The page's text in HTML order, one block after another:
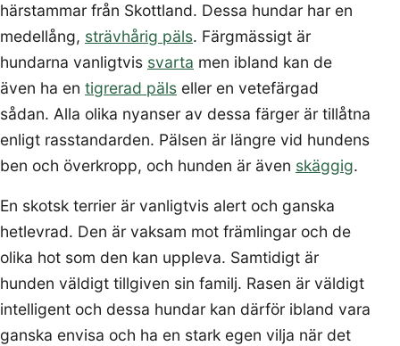
härstammar från Skottland. Dessa hundar har en
medellång, strävhårig päls. Färgmässigt är
hundarna vanligtvis svarta men ibland kan de
även ha en tigrerad päls eller en vetefärgad
sådan. Alla olika nyanser av dessa färger är tillåtna
enligt rasstandarden. Pälsen är längre vid hundens
ben och överkropp, och hunden är även skäggig.
En skotsk terrier är vanligtvis alert och ganska
hetlevrad. Den är vaksam mot främlingar och de
olika hot som den kan uppleva. Samtidigt är
hunden väldigt tillgiven sin familj. Rasen är väldigt
intelligent och dessa hundar kan därför ibland vara
ganska envisa och ha en stark egen vilja när det